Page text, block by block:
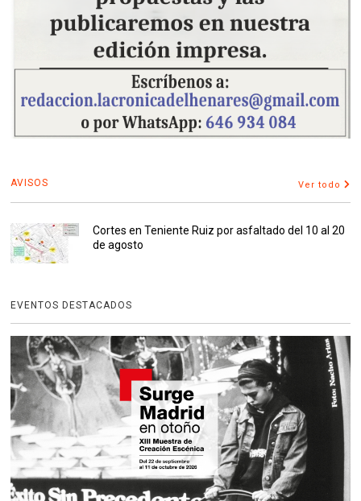
AVISOS Ver todo
Cortes en Teniente Ruiz por asfaltado del 10 al 20
de agosto
EVENTOS DESTACADOS